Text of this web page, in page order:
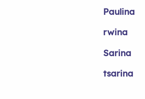
Paulina
rwina
Sarina
tsarina